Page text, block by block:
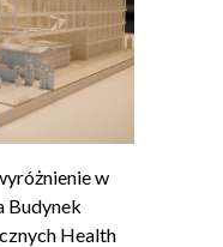
w
Budynek
Health